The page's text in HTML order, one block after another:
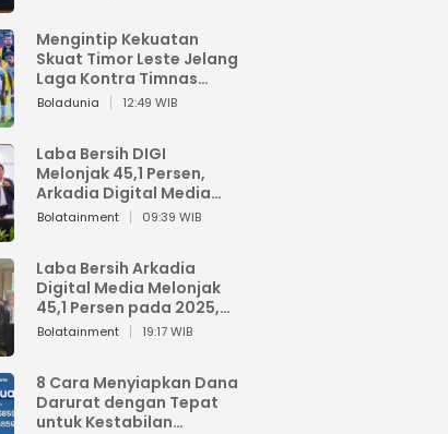
Mengintip Kekuatan
Skuat Timor Leste Jelang
Laga Kontra Timnas
Indonesia di Piala AFF
Boladunia 12:49 WIB
Laba Bersih DIGI
Melonjak 45,1 Persen,
Arkadia Digital Media
Perkuat Bisnis AI dan
Bolatainment 09:39 WIB
Laba Bersih Arkadia
Digital Media Melonjak
45,1 Persen pada 2025,
Sentuh Rp1,76 Miliar
Bolatainment 19:17 WIB
8 Cara Menyiapkan Dana
Darurat dengan Tepat
untuk Kestabilan